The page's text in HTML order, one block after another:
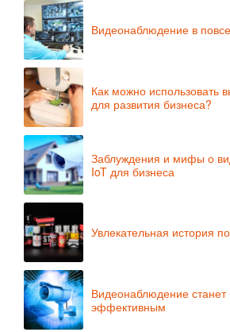
Видеонаблюдение в
Как можно использовать
для развития бизнеса?
Заблуждения и мифы о
IoT для бизнеса
Увлекательная история
Видеонаблюдение станет
эффективным